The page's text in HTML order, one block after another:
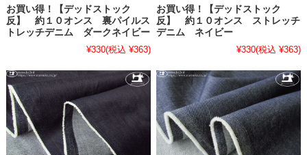
お買い得！【デッドストック
反】 約１０オンス 裏パイルス
トレッチデニム ダークネイビー
¥330(税込 ¥363)
お買い得！【デッドストック
反】 約１０オンス ストレッチ
デニム ネイビー
¥330(税込 ¥363)